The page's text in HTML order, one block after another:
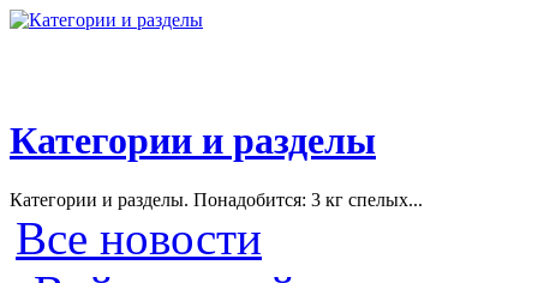
Категории и разделы
Категории и разделы. Понадобится: 3 кг спелых...
Все новости